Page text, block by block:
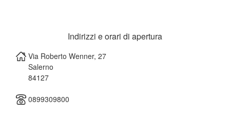
Indirizzi e orari di apertura
Via Roberto Wenner, 27
Salerno
84127
0899309800